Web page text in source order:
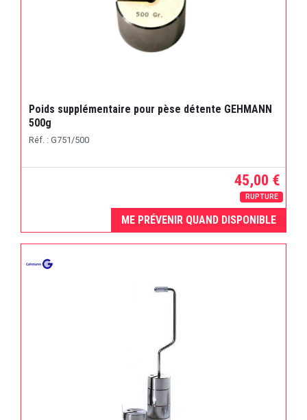
Poids supplémentaire pour pèse détente GEHMANN
500g
Réf. : G751/500
45,00 €
RUPTURE
ME PRÉVENIR QUAND DISPONIBLE